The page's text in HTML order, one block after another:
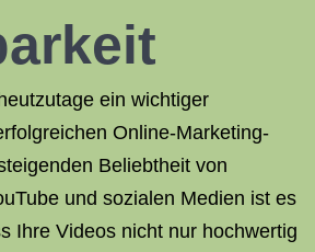
ein wichtiger
Online-Marketing-
Beliebtheit von
und sozialen Medien ist es
Ihre Videos nicht nur hochwertig